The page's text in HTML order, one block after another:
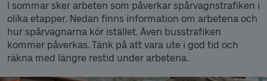
I sommar sker arbeten som påverkar spårvagnstrafiken i
olika etapper. Nedan finns information om arbetena och
hur spårvagnarna kör istället. Även busstrafiken
kommer påverkas. Tänk på att vara ute i god tid och
räkna med längre restid under arbetena.